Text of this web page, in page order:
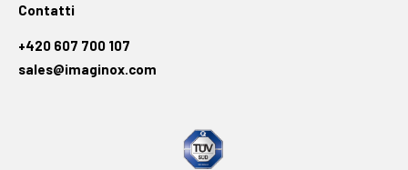
Contatti
+420 607 700 107
sales@imaginox.com